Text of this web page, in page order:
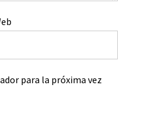
para la próxima vez